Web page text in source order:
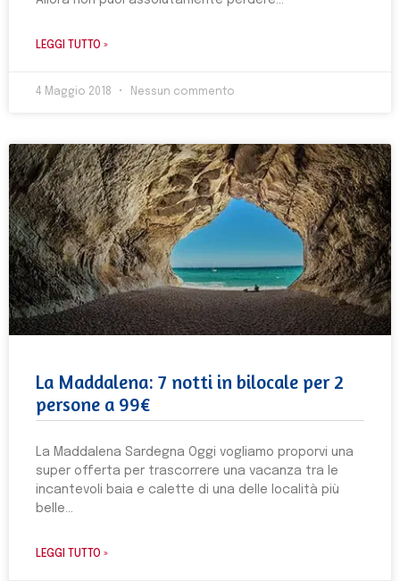
LEGGI TUTTO »
4 Maggio 2018 Nessun commento
La Maddalena: 7 notti in bilocale per 2
persone a 99€
La Maddalena Sardegna Oggi vogliamo proporvi una
super offerta per trascorrere una vacanza tra le
incantevoli baia e calette di una delle località più
belle
LEGGI TUTTO »